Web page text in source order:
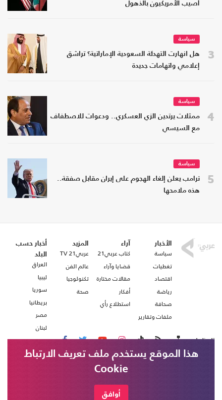
أصيب الأمريكيون بالذهول
3
سياسة
هل انهارت التهدئة السعودية الإماراتية؟ تراشق
إعلامي واتهامات جديدة
4
سياسة
ممثلات يرتدين الزي العسكري.. ودعوات للاصطفاف
مع السيسي
5
سياسة
ترامب يعلن إلغاء الهجوم على إيران مقابل صفقة..
هذه ملامحها
الأخبار
سياسة
تغطيات
اقتصاد
رياضة
صحافة
ملفات وتقارير
آراء
كتاب عربي21
قضايا وآراء
مقالات مختارة
أفكار
استطلاع رأي
المزيد
عربي21 TV
عالم الفن
تكنولوجيا
صحة
أخبار حسب
البلد
العراق
ليبيا
سوريا
بريطانيا
مصر
لبنان
تابعنا على
هذا الموقع يستخدم ملف تعريف الارتباط
Cookie
أوافق